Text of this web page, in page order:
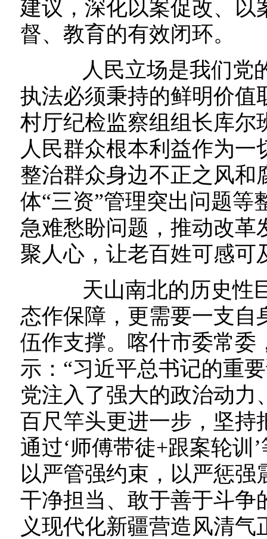
建议，深化以案促改、以
督、教育的有效闭环。
人民立场是我们党的
执法必须秉持的鲜明价值
村厅纪检监察组组长库尔
人民群众根本利益作为
整治群众身边不正之风和
体“三资”管理突出问题等
急难愁盼问题，推动改革
聚人心，让老百姓可感可
天山南北的历史性巨
态作保障，更需要一支自
伍作支撑。喀什市委常委
示：“习近平总书记的重
党注入了强大的政治动
百尺竿头更进一步，坚持
通过‘师傅带徒+跟案轮训
以严管强约束，以严惩
干净担当、敢于善于斗争
义现代化新疆营造风清气